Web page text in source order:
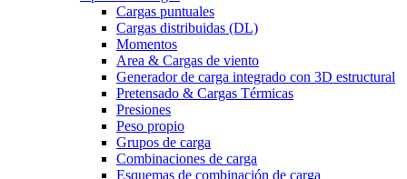
Cargas puntuales
Cargas distribuidas (DL)
Momentos
Area & Cargas de viento
Generador de carga integrado con 3D estructural
Pretensado & Cargas Térmicas
Presiones
Peso propio
Grupos de carga
Combinaciones de carga
Esquemas de combinación de carga